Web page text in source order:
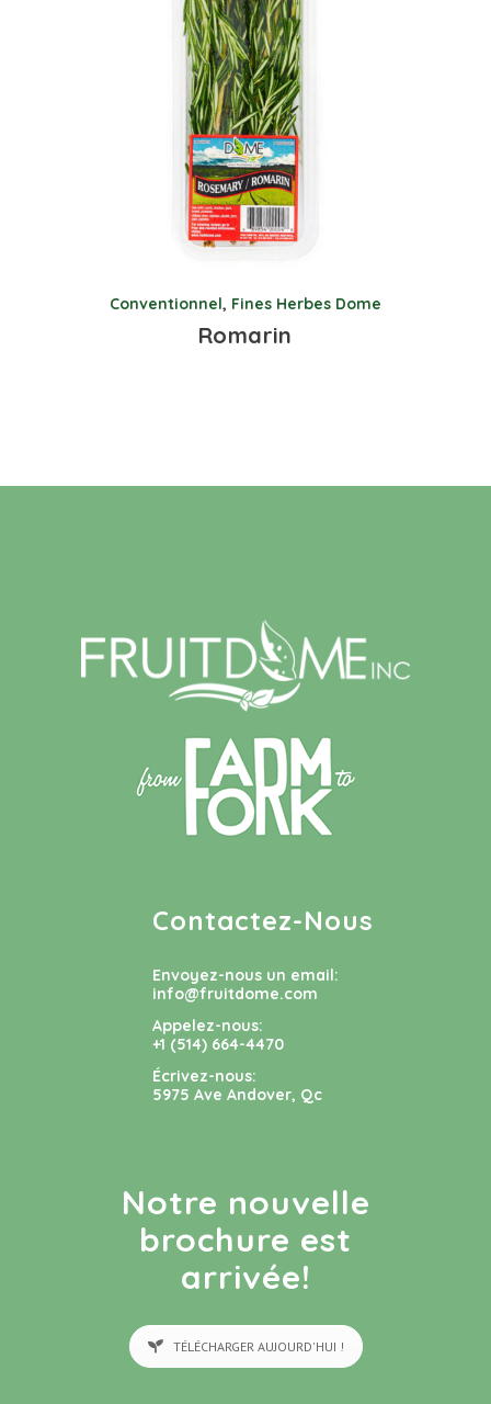
Conventionnel, Fines Herbes Dome
Romarin
Contactez-Nous
Envoyez-nous un email:
info@fruitdome.com
Appelez-nous:
+1 (514) 664-4470
Écrivez-nous:
5975 Ave Andover, Qc
Notre nouvelle
brochure est
arrivée!
TÉLÉCHARGER AUJOURD'HUI !